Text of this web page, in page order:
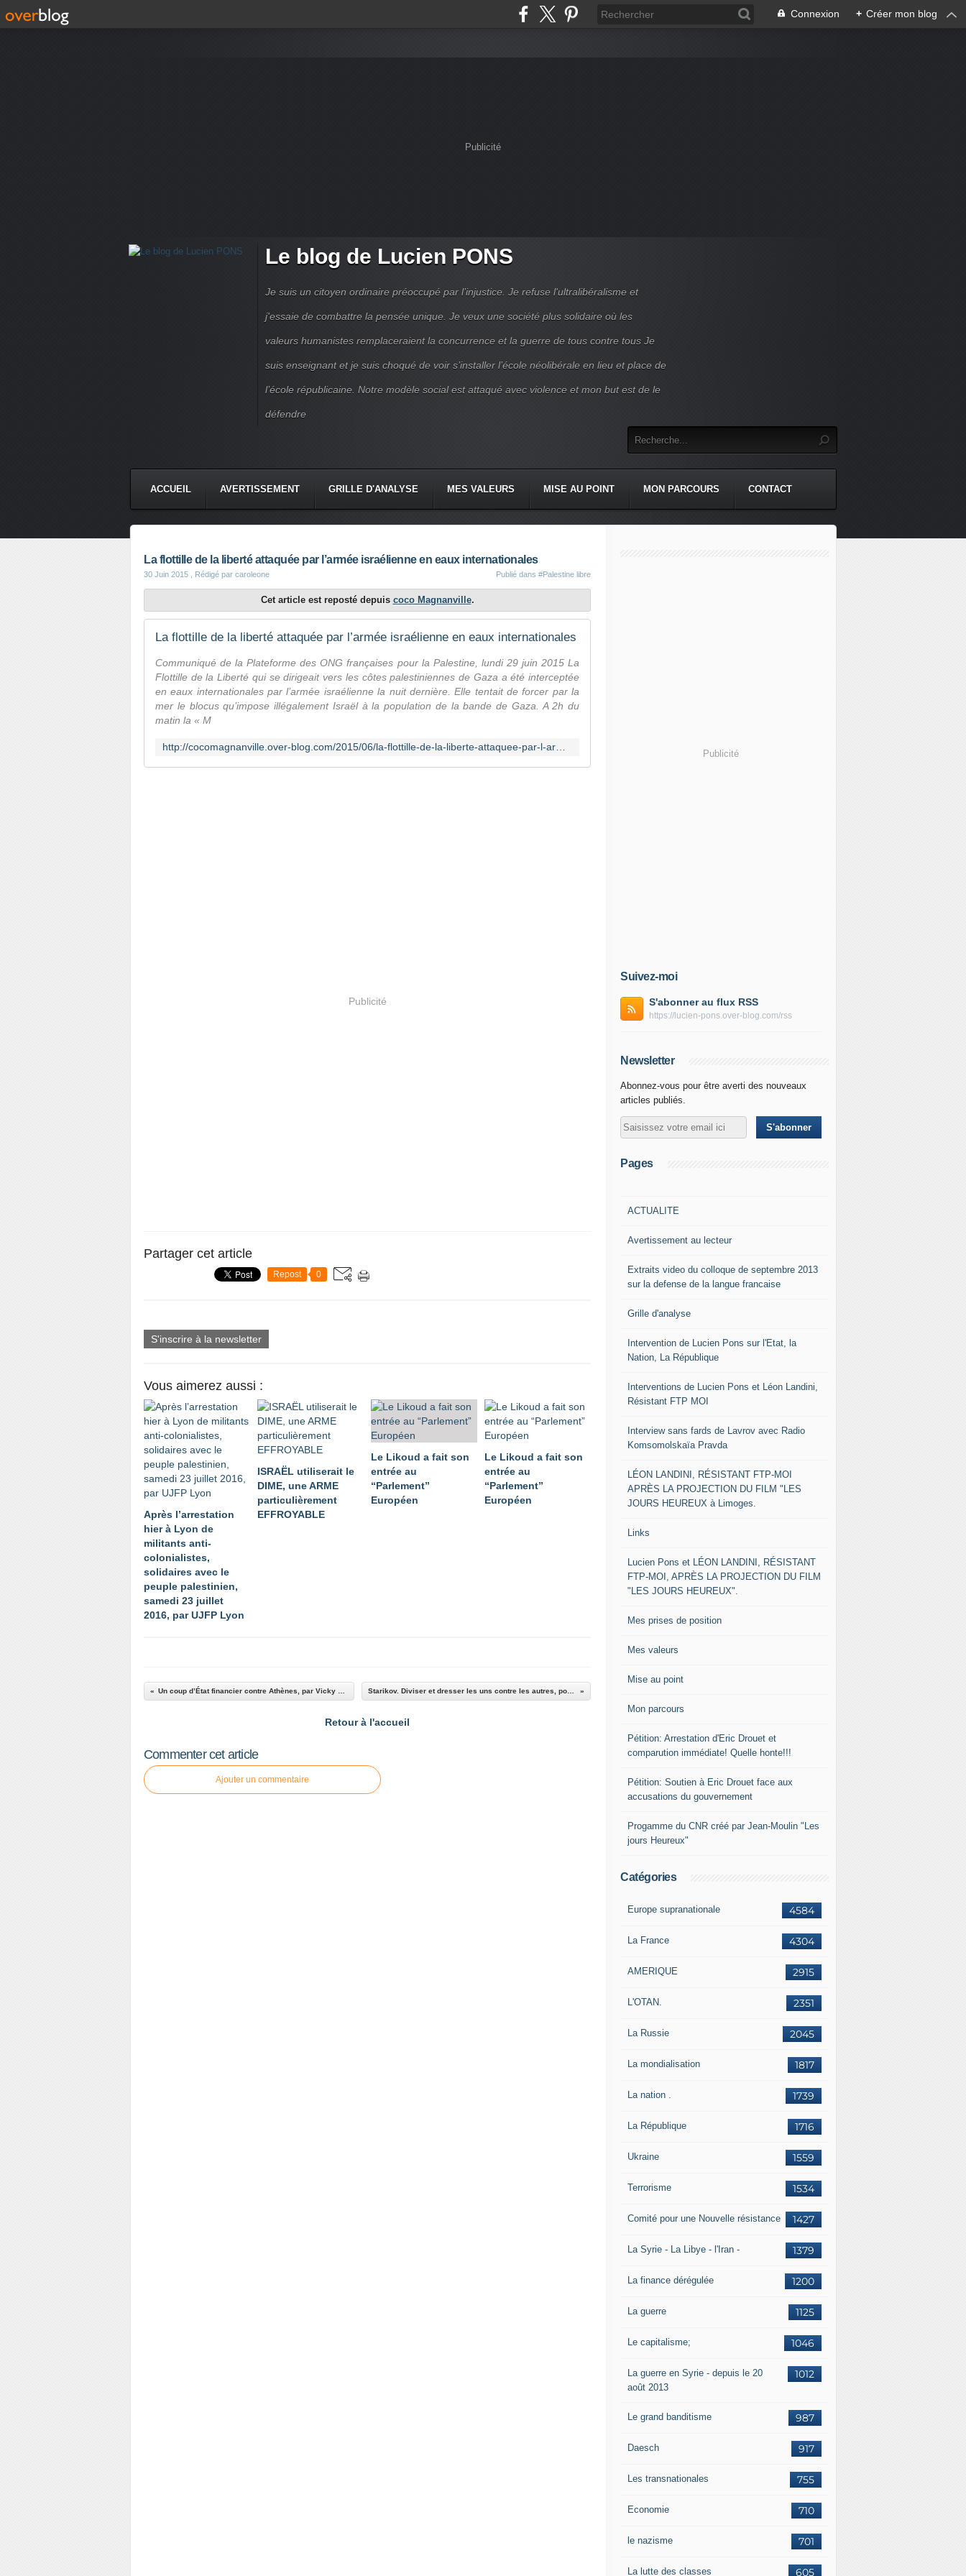
Connexion + Créer mon blog
Publicité
Le blog de Lucien PONS
Je suis un citoyen ordinaire préoccupé par l’injustice. Je refuse l'ultralibéralisme et
j'essaie de combattre la pensée unique. Je veux une société plus solidaire où les
valeurs humanistes remplaceraient la concurrence et la guerre de tous contre tous Je
suis enseignant et je suis choqué de voir s’installer l’école néolibérale en lieu et place de
l’école républicaine. Notre modèle social est attaqué avec violence et mon but est de le
défendre
ACCUEIL AVERTISSEMENT GRILLE D'ANALYSE MES VALEURS MISE AU POINT MON PARCOURS CONTACT
La flottille de la liberté attaquée par l’armée israélienne en eaux internationales
30 Juin 2015 , Rédigé par caroleone Publié dans #Palestine libre
Cet article est reposté depuis coco Magnanville.
La flottille de la liberté attaquée par l’armée israélienne en eaux internationales
Communiqué de la Plateforme des ONG françaises pour la Palestine, lundi 29 juin 2015 La
Flottille de la Liberté qui se dirigeait vers les côtes palestiniennes de Gaza a été interceptée
en eaux internationales par l’armée israélienne la nuit dernière. Elle tentait de forcer par la
mer le blocus qu’impose illégalement Israël à la population de la bande de Gaza. A 2h du
matin la « M
http://cocomagnanville.over-blog.com/2015/06/la-flottille-de-la-liberte-attaquee-par-l-armee-israelienne-en-eaux-internationales.html
Publicité
Partager cet article
Repost 0
S'inscrire à la newsletter
Vous aimerez aussi :
Après l’arrestation
hier à Lyon de
militants anti-
colonialistes,
solidaires avec le
peuple palestinien,
samedi 23 juillet
2016, par UJFP Lyon
ISRAËL utiliserait le
DIME, une ARME
particulièrement
EFFROYABLE
Le Likoud a fait son
entrée au
“Parlement”
Européen
Le Likoud a fait son
entrée au
“Parlement”
Européen
Un coup d’État financier contre Athènes, par Vicky Skoumbi. Starikov. Diviser et dresser les uns contre les autres, pour régner.
Retour à l'accueil
Commenter cet article
Ajouter un commentaire
Publicité
Suivez-moi
S'abonner au flux RSS
https://lucien-pons.over-blog.com/rss
Newsletter
Abonnez-vous pour être averti des nouveaux
articles publiés.
Pages
ACTUALITE
Avertissement au lecteur
Extraits video du colloque de septembre 2013
sur la defense de la langue francaise
Grille d'analyse
Intervention de Lucien Pons sur l'Etat, la
Nation, La République
Interventions de Lucien Pons et Léon Landini,
Résistant FTP MOI
Interview sans fards de Lavrov avec Radio
Komsomolskaïa Pravda
LÉON LANDINI, RÉSISTANT FTP-MOI
APRÈS LA PROJECTION DU FILM "LES
JOURS HEUREUX à Limoges.
Links
Lucien Pons et LÉON LANDINI, RÉSISTANT
FTP-MOI, APRÈS LA PROJECTION DU FILM
"LES JOURS HEUREUX".
Mes prises de position
Mes valeurs
Mise au point
Mon parcours
Pétition: Arrestation d'Eric Drouet et
comparution immédiate! Quelle honte!!!
Pétition: Soutien à Eric Drouet face aux
accusations du gouvernement
Progamme du CNR créé par Jean-Moulin "Les
jours Heureux"
Catégories
4584
Europe supranationale
4304
La France
2915
AMERIQUE
2351
L'OTAN.
2045
La Russie
1817
La mondialisation
1739
La nation .
1716
La République
1559
Ukraine
1534
Terrorisme
1427
Comité pour une Nouvelle résistance
1379
La Syrie - La Libye - l'Iran -
1200
La finance dérégulée
1125
La guerre
1046
Le capitalisme;
1012
La guerre en Syrie - depuis le 20
août 2013
987
Le grand banditisme
917
Daesch
755
Les transnationales
710
Economie
701
le nazisme
605
La lutte des classes